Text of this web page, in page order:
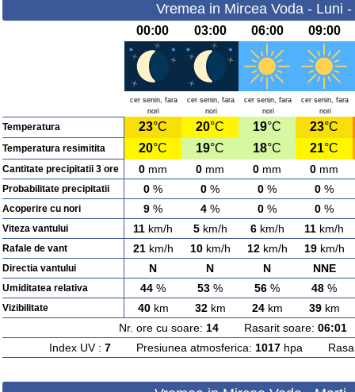
Vremea in Mircea Voda - Luni
00:00 03:00 06:00 09:00
cer senin, fara
nori
cer senin, fara
nori
cer senin, fara
nori
cer senin, fara
nori
Temperatura 23°C 20°C 19°C 23°C
Temperatura resimitita 20°C 19°C 18°C 21°C
Cantitate precipitatii 3 ore 0 mm 0 mm 0 mm 0 mm
Probabilitate precipitatii 0 % 0 % 0 % 0 %
Acoperire cu nori 9 % 4 % 0 % 0 %
Viteza vantului 11 km/h 5km/h 6km/h 11 km/h
Rafale de vant 21km/h 10km/h 12km/h 19km/h
Directia vantului N N N NNE
Umiditatea relativa 44 % 53 % 56 % 48 %
Vizibilitate 40km 32km 24km 39km
Nr. ore cu soare: 14Rasarit soare: 06:01
Index UV : 7Presiunea atmosferica: 1017hpa